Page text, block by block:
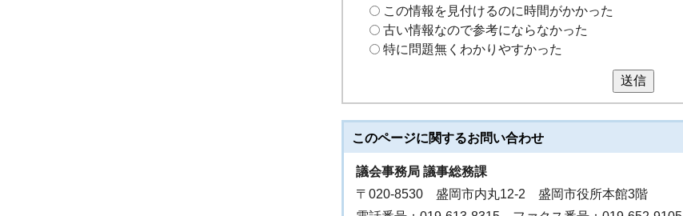
この情報を見付けるのに時間がかかった
古い情報なので参考にならなかった
特に問題無くわかりやすかった
送信
このページに関するお問い合わせ
議会事務局 議事総務課
〒020-8530 盛岡市内丸12-2 盛岡市役所本館3階